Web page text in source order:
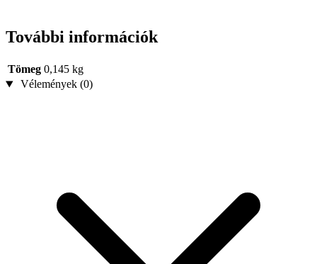
További információk
Tömeg 0,145 kg
Vélemények (0)